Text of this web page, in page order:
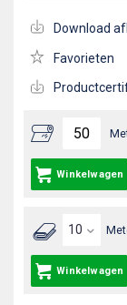
Winkelwagen
Winkelwagen
Download
Favorieten